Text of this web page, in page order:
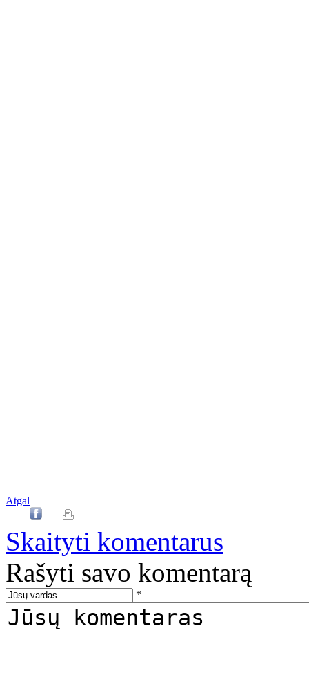
Atgal
Skaityti komentarus
Rašyti savo komentarą
*